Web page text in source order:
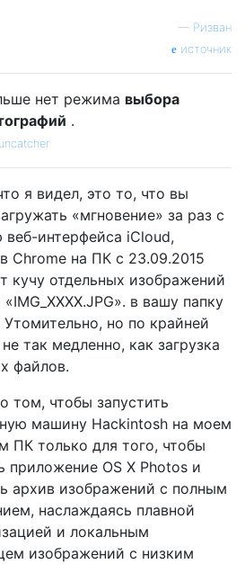
— Ризван
источник
нет режима выбора
.
я видел, это то, что вы
«мгновение» за раз с
интерфейса iCloud,
Chrome на ПК с 23.09.2015
кучу отдельных изображений
в вашу папку
Утомительно, но по крайней
так медленно, как загрузка
файлов.
том, чтобы запустить
машину Hackintosh на моем
ПК только для того, чтобы
приложение OS X Photos и
архив изображений с полным
наслаждаясь плавной
и локальным
изображений с низким